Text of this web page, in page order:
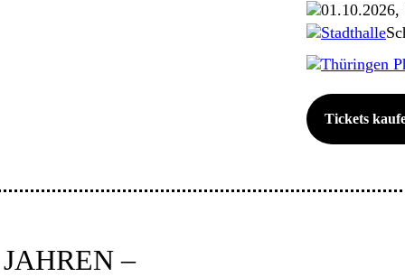
Stadthalle
Thüringen
Tickets
–